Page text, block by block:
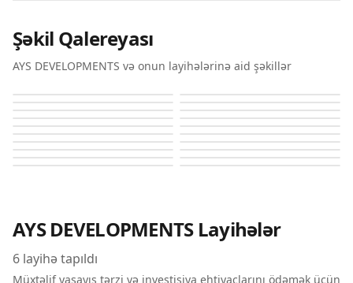
Şəkil Qalereyası
AYS DEVELOPMENTS və onun layihələrinə aid şəkillər
Breva Breva
Breva Breva
Breva Breva
Breva Breva
Breva Breva
Breva Breva
Breva Breva
Breva Breva
Breva Breva
AYS DEVELOPMENTS Layihələr
6 layihə tapıldı
Müxtəlif yaşayış tərzi və investisiya ehtiyaclarını ödəmək üçün